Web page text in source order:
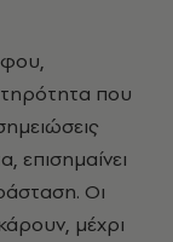
που
επισημαίνει
Οι
μέχρι